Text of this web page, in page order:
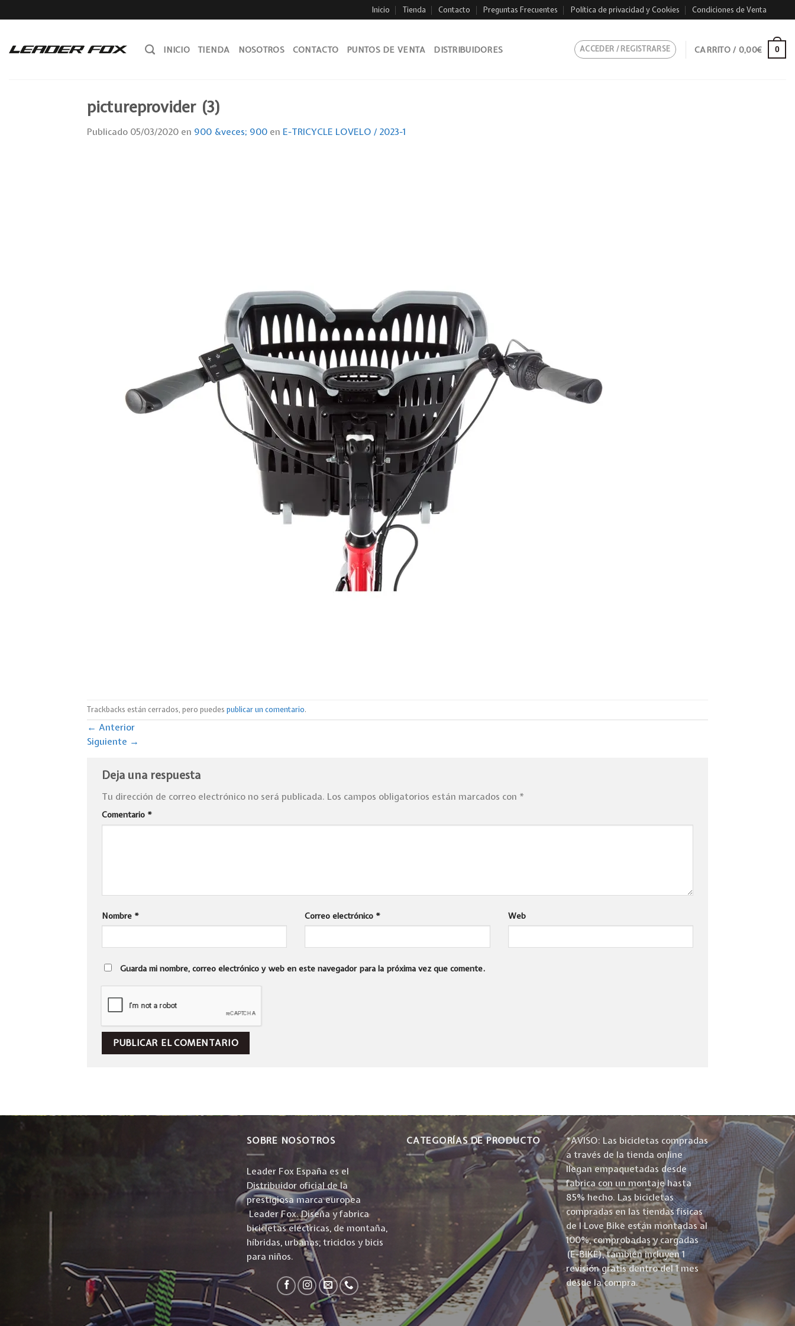
to
Inicio Tienda Contacto Preguntas Frecuentes Política de privacidad y Cookies Condiciones de Venta
INICIO TIENDA NOSOTROS CONTACTO PUNTOS DE VENTA DISTRIBUIDORES ACCEDER / REGISTRARSE CARRITO / 0,00€ 0
pictureprovider (3)
Publicado 05/03/2020 en 900 &veces; 900 en E-TRICYCLE LOVELO / 2023-1
Trackbacks están cerrados, pero puedes publicar un comentario.
← Anterior
Siguiente →
Deja una respuesta
Tu dirección de correo electrónico no será publicada. Los campos obligatorios están marcados con *
Comentario *
Nombre * Correo electrónico * Web
Guarda mi nombre, correo electrónico y web en este navegador para la próxima vez que comente.
SOBRE NOSOTROS
Leader Fox España es el
Distribuidor oficial de la
prestigiosa marca europea
Leader Fox. Diseña y fabrica
bicicletas eléctricas, de montaña,
híbridas, urbanas, triciclos y bicis
para niños.
CATEGORÍAS DE PRODUCTO
*AVISO: Las bicicletas compradas
a través de la tienda online
llegan empaquetadas desde
fabrica con un montaje hasta
85% hecho. Las bicicletas
compradas en las tiendas físicas
de I Love Bike están montadas al
100%, comprobadas y cargadas
(E-BIKE), también incluyen 1
revisión gratis dentro del 1 mes
desde la compra.